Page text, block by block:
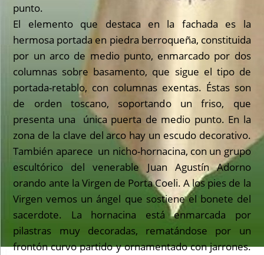
punto.
El elemento que destaca en la fachada es la
hermosa portada en piedra berroqueña, constituida
por un arco de medio punto, enmarcado por dos
columnas sobre basamento, que sigue el tipo de
portada-retablo, con columnas exentas. Éstas son
de orden toscano, soportando un friso, que
presenta una única puerta de medio punto. En la
zona de la clave del arco hay un escudo decorativo.
También aparece un nicho-hornacina, con un grupo
escultórico del venerable Juan Agustín Adorno
orando ante la Virgen de Porta Coeli. A los pies de la
Virgen vemos un ángel que sostiene el bonete del
sacerdote. La hornacina está enmarcada por
pilastras muy decoradas, rematándose por un
frontón curvo partido y ornamentado con jarrones.